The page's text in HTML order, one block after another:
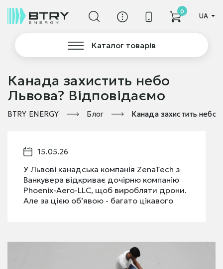
0
UA
Каталог товарів
Канада захистить небо
Львова? Відповідаємо
BTRY ENERGY Блог Канада захистить небо
15.05.26
У Львові канадська компанія ZenaTech з
Ванкувера відкриває дочірню компанію
Phoenix-Aero-LLC, щоб виробляти дрони.
Але за цією об’явою - багато цікавого